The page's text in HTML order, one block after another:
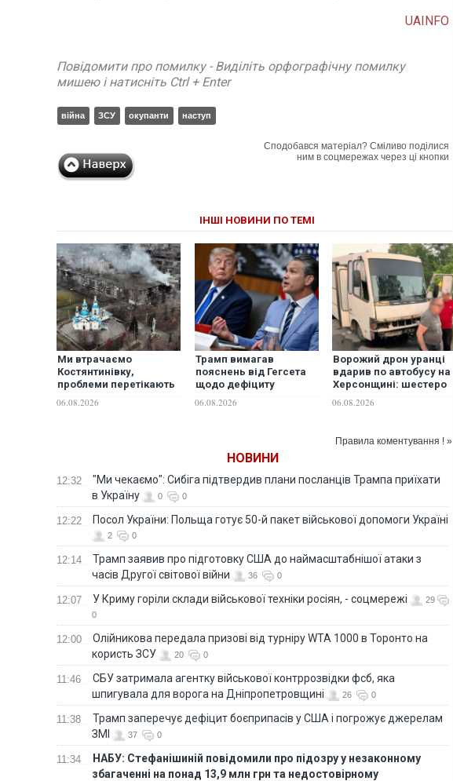
UAINFO
Повідомити про помилку - Виділіть орфографічну помилку
мишею і натисніть Ctrl + Enter
війна ЗСУ окупанти наступ
Сподобався матеріал? Сміливо поділися
ним в соцмережах через ці кнопки
ІНШІ НОВИНИ ПО ТЕМІ
Ми втрачаємо
Костянтинівку,
проблеми перетікають
Слов'янську
06.08.2026
Трамп вимагав
пояснень від Гегсета
щодо дефіциту
06.08.2026
Ворожий дрон уранці
вдарив по автобусу на
Херсонщині: шестеро
06.08.2026
Правила коментування ! »
НОВИНИ
12:32
"Ми чекаємо": Сибіга підтвердив плани посланців Трампа приїхати
в Україну
0 0
12:22 Посол України: Польща готує 50-й пакет військової допомоги Україні
2 0
12:14
Трамп заявив про підготовку США до наймасштабнішої атаки з
часів Другої світової війни
36 0
12:07 У Криму горіли склади військової техніки росіян, - соцмережі
29
0
12:00
Олійникова передала призові від турніру WTA 1000 в Торонто на
користь ЗСУ
20 0
11:46
СБУ затримала агентку військової контррозвідки фсб, яка
шпигувала для ворога на Дніпропетровщині
26 0
11:38
Трамп заперечує дефіцит боєприпасів у США і погрожує джерелам
ЗМІ
37 0
11:34
НАБУ: Стефанішиній повідомили про підозру у незаконному
збагаченні на понад 13,9 млн грн та недостовірному